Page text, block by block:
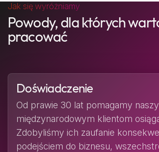
Jak się wyróżniamy
Powody, dla których
pracować
Doświadczenie
Od prawie 30 lat pomagamy
międzynarodowym klientom
Zdobyliśmy ich zaufanie
podejściem do biznesu,